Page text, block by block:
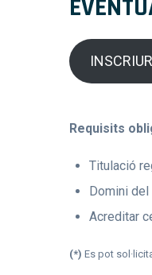
Requisits
Titulació
Domini del
Acreditar
(*) Es pot